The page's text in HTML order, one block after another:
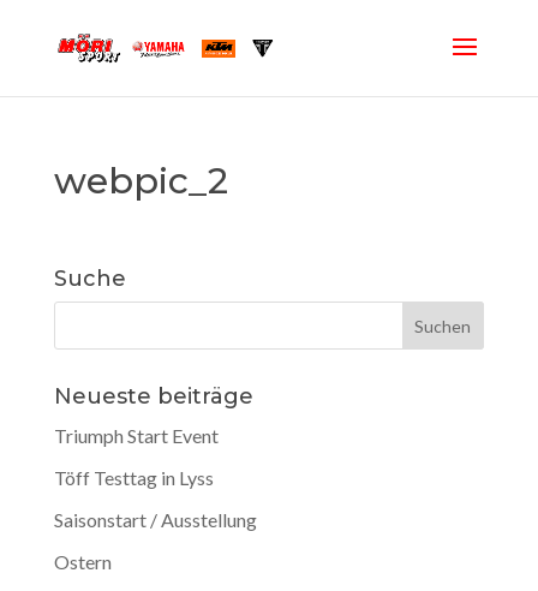
webpic_2
Suche
Neueste beiträge
Triumph Start Event
Töff Testtag in Lyss
Saisonstart / Ausstellung
Ostern